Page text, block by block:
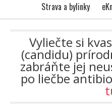
Strava a bylinky
Vyliečte si
(candidu)
zabráňte jej
po liečbe